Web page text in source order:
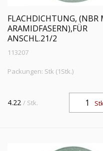
FLACHDICHTUNG, (NBR
ARAMIDFASERN),FÜR
ANSCHL.21/2
113207
Packungen: Stk (1Stk.)
4.22 / Stk.